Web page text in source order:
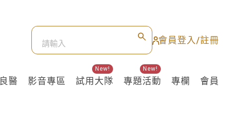
會員登入/註冊
醫 影音專區 試用大隊
New!
專題活動
New!
專欄 會員